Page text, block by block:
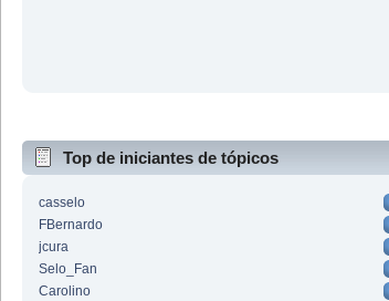
Top de iniciantes de tópicos
casselo
FBernardo
jcura
Selo_Fan
Carolino